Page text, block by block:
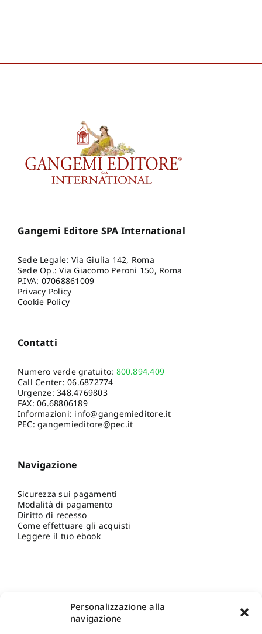
Personalizzazione alla
navigazione
Gangemi Editore SPA International
Sede Legale: Via Giulia 142, Roma
Sede Op.: Via Giacomo Peroni 150, Roma
P.IVA: 07068861009
Privacy Policy
Cookie Policy
Contatti
Numero verde gratuito: 800.894.409
Call Center:06.6872774
Urgenze:348.4769803
FAX: 06.68806189
Informazioni: info@gangemieditore.it
PEC: gangemieditore@pec.it
Navigazione
Sicurezza sui pagamenti
Modalità di pagamento
Diritto di recesso
Come effettuare gli acquisti
Leggere il tuo ebook